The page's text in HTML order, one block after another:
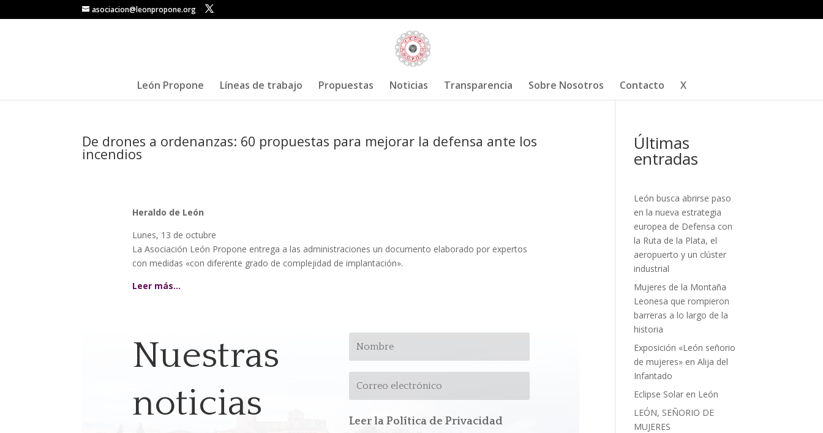
asociacion@leonpropone.org
León Propone Líneas de trabajo Propuestas Noticias Transparencia Sobre Nosotros Contacto X
De drones a ordenanzas: 60 propuestas para mejorar la defensa ante los
incendios
Heraldo de León
Lunes, 13 de octubre
La Asociación León Propone entrega a las administraciones un documento elaborado por expertos
con medidas «con diferente grado de complejidad de implantación».
Leer más…
Nuestras
noticias
Leer la Política de Privacidad
Últimas
entradas
León busca abrirse paso
en la nueva estrategia
europea de Defensa con
la Ruta de la Plata, el
aeropuerto y un clúster
industrial
Mujeres de la Montaña
Leonesa que rompieron
barreras a lo largo de la
historia
Exposición «León señorio
de mujeres» en Alija del
Infantado
Eclipse Solar en León
LEÓN, SEÑORIO DE
MUJERES